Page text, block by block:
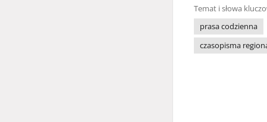
Temat i słowa
prasa codzienna
czasopisma